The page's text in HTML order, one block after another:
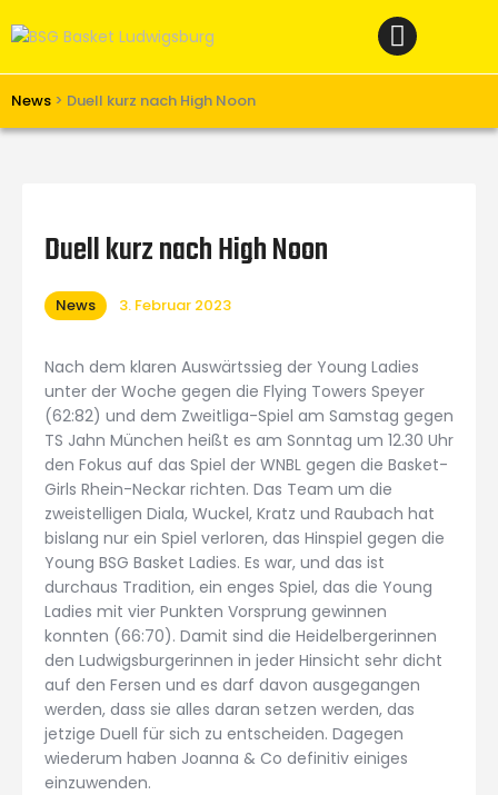
News > Duell kurz nach High Noon
Verein
Unterstützen
Links
Duell kurz nach High Noon
News 3. Februar 2023
Nach dem klaren Auswärtssieg der Young Ladies
unter der Woche gegen die Flying Towers Speyer
(62:82) und dem Zweitliga-Spiel am Samstag gegen
TS Jahn München heißt es am Sonntag um 12.30 Uhr
den Fokus auf das Spiel der WNBL gegen die Basket-
Girls Rhein-Neckar richten. Das Team um die
zweistelligen Diala, Wuckel, Kratz und Raubach hat
bislang nur ein Spiel verloren, das Hinspiel gegen die
Young BSG Basket Ladies. Es war, und das ist
durchaus Tradition, ein enges Spiel, das die Young
Ladies mit vier Punkten Vorsprung gewinnen
konnten (66:70). Damit sind die Heidelbergerinnen
den Ludwigsburgerinnen in jeder Hinsicht sehr dicht
auf den Fersen und es darf davon ausgegangen
werden, dass sie alles daran setzen werden, das
jetzige Duell für sich zu entscheiden. Dagegen
wiederum haben Joanna & Co definitiv einiges
einzuwenden.